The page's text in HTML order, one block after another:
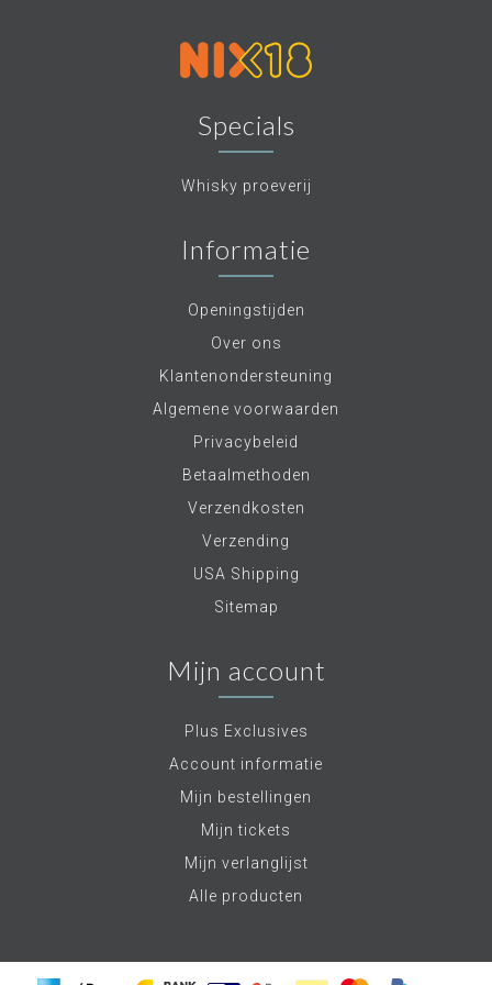
Specials
Whisky proeverij
Informatie
Openingstijden
Over ons
Klantenondersteuning
Algemene voorwaarden
Privacybeleid
Betaalmethoden
Verzendkosten
Verzending
USA Shipping
Sitemap
Mijn account
Plus Exclusives
Account informatie
Mijn bestellingen
Mijn tickets
Mijn verlanglijst
Alle producten